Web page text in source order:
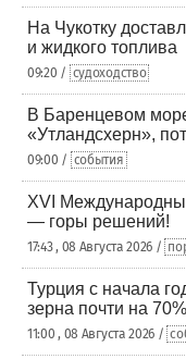
На Чукотку
и жидкого топлива
09:20 / судоходство
В Баренцевом
«Утландсхерн»,
09:00 / события
XVI
— горы решений!
17:43 , 08 Августа 2026 /
Турция с начала
зерна почти на 70%
11:00 , 08 Августа 2026 /